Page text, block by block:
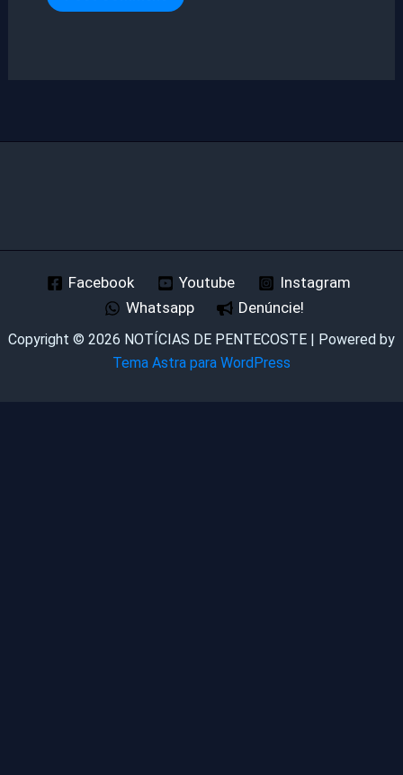
Facebook Youtube
Instagram
Whatsapp
Denúncie!
Copyright © 2026 NOTÍCIAS DE PENTECOSTE | Powered by
Tema Astra para WordPress